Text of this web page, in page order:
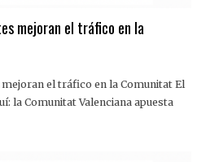
mejoran el tráfico en la
el tráfico en la Comunitat El
la Comunitat Valenciana apuesta